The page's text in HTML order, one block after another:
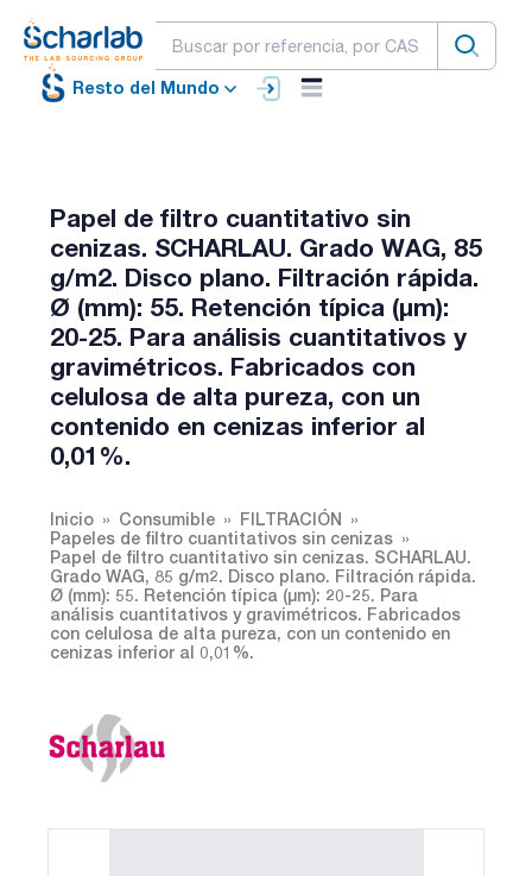
Resto del Mundo
Papel de filtro cuantitativo sin
cenizas. SCHARLAU. Grado WAG, 85
g/m2. Disco plano. Filtración rápida.
Ø (mm): 55. Retención típica (µm):
20-25. Para análisis cuantitativos y
gravimétricos. Fabricados con
celulosa de alta pureza, con un
contenido en cenizas inferior al
0,01%.
Inicio Consumible
FILTRACIÓN
Papeles de filtro cuantitativos sin cenizas
Papel de filtro cuantitativo sin cenizas. SCHARLAU.
Grado WAG, 85 g/m2. Disco plano. Filtración rápida.
Ø (mm): 55. Retención típica (µm): 20-25. Para
análisis cuantitativos y gravimétricos. Fabricados
con celulosa de alta pureza, con un contenido en
cenizas inferior al 0,01%.